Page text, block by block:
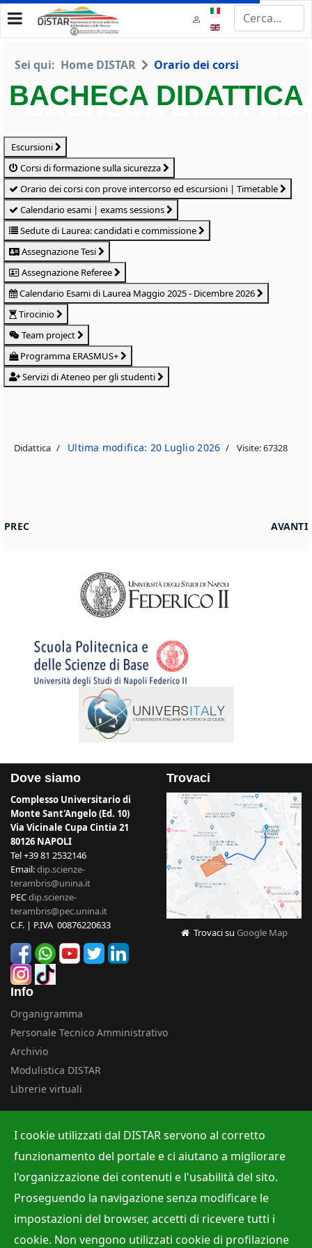
Seleziona la tua lingua
Sei qui: Home DISTAR Orario dei corsi
BACHECA DIDATTICA
Escursioni
Corsi di formazione sulla sicurezza
Orario dei corsi con prove intercorso ed escursioni | Timetable
Calendario esami | exams sessions
Sedute di Laurea: candidati e commissione
Assegnazione Tesi
Assegnazione Referee
Calendario Esami di Laurea Maggio 2025 - Dicembre 2026
Tirocinio
Team project
Programma ERASMUS+
Servizi di Ateneo per gli studenti
Didattica Ultima modifica: 20 Luglio 2026 Visite: 67328
ARTICOLO PRECEDENTE: RISULTATI DELLA RILEVAZIONE
PREC AVANTI
Dove siamo
Complesso Universitario di
Monte Sant'Angelo (Ed. 10)
Via Vicinale Cupa Cintia 21
80126 NAPOLI
Tel +39 81 2532146
Email:dip.scienze-
terambris@unina.it
PECdip.scienze-
terambris@pec.unina.it
C.F. | P.IVA 00876220633
Trovaci
Trovaci su Google Map
Info
Organigramma
Personale Tecnico Amministrativo
Archivio
Modulistica DISTAR
Librerie virtuali
Ufficio Contabilità e Bilancio
Ufficio per la Ricerca
Ufficio per la Didattica
I cookie utilizzati dal DISTAR servono al corretto
funzionamento del portale e ci aiutano a migliorare
l'organizzazione dei contenuti e l'usabilità del sito.
Proseguendo la navigazione senza modificare le
impostazioni del browser, accetti di ricevere tutti i
cookie. Non vengono utilizzati cookie di profilazione